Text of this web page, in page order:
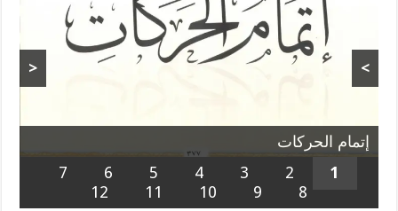
إتمام الحركات
< >
1
2
3
4
5
6
7
8
9
10
11
12